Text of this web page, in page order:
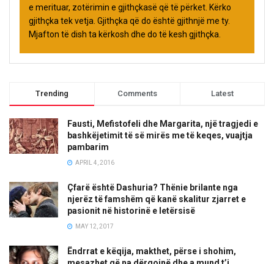
e merituar, zotërimin e gjithçkasë që të përket. Kërko
gjithçka tek vetja. Gjithçka që do është gjithnjë me ty.
Mjafton të dish ta kërkosh dhe do të kesh gjithçka.
Trending Comments Latest
Fausti, Mefistofeli dhe Margarita, një tragjedi e
bashkëjetimit të së mirës me të keqes, vuajtja
pambarim
APRIL 4, 2016
Çfarë është Dashuria? Thënie brilante nga
njerëz të famshëm që kanë skalitur zjarret e
pasionit në historinë e letërsisë
MAY 12, 2017
Ëndrrat e këqija, makthet, përse i shohim,